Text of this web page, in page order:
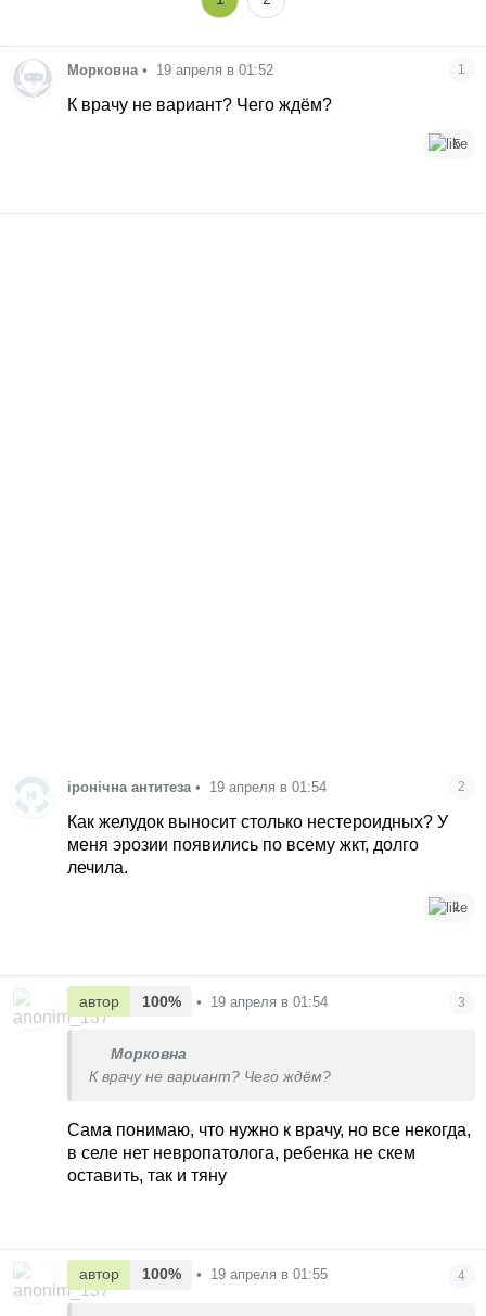
Морковна • 19 апреля в 01:52 1
К врачу не вариант? Чего ждём?
5
іронічна антитеза • 19 апреля в 01:54 2
Как желудок выносит столько нестероидных? У
меня эрозии появились по всему жкт, долго
лечила.
1
автор 100% • 19 апреля в 01:54 3
Морковна
К врачу не вариант? Чего ждём?
Сама понимаю, что нужно к врачу, но все некогда,
в селе нет невропатолога, ребенка не скем
оставить, так и тяну
автор 100% • 19 апреля в 01:55 4